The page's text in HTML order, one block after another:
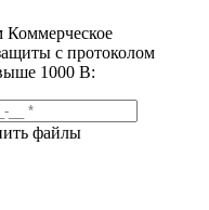
Коммерческое
с протоколом
1000 В:
файлы